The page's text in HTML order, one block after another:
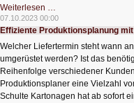
Weiterlesen …
ermutigt
Frauen
zu
Krebsvorsorge
07.10.2023 00:00
Effiziente Produktionsplanung mit
Welcher Liefertermin steht wann
umgerüstet werden? Ist das
Reihenfolge verschiedener
Produktionsplaner eine Vielzahl
Schulte Kartonagen hat ab sofort